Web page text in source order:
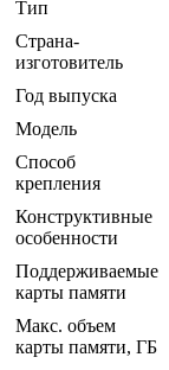
Тип
Страна-
изготовитель
Год выпуска
Модель
Способ
крепления
Конструктивные
особенности
Поддерживаемые
карты памяти
Макс. объем
карты памяти, ГБ